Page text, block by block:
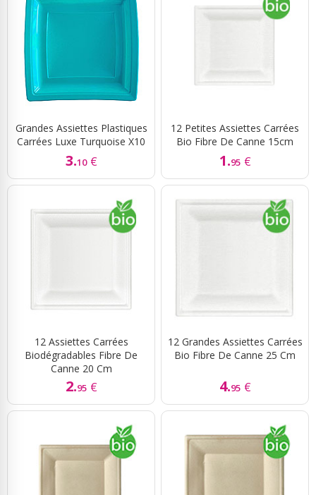
Grandes Assiettes Plastiques
Carrées Luxe Turquoise X10
3.10 €
12 Petites Assiettes Carrées
Bio Fibre De Canne 15cm
1.95 €
12 Assiettes Carrées
Biodégradables Fibre De
Canne 20 Cm
2.95 €
12 Grandes Assiettes Carrées
Bio Fibre De Canne 25 Cm
4.95 €